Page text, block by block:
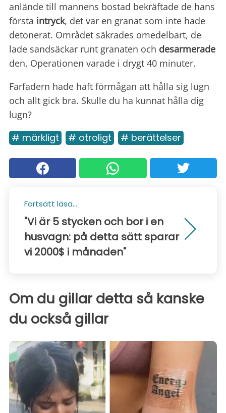
anlände till mannens bostad bekräftade de hans
första intryck, det var en granat som inte hade
detonerat. Området säkrades omedelbart, de
lade sandsäckar runt granaten och desarmerade
den. Operationen varade i drygt 40 minuter.
Farfadern hade haft förmågan att hålla sig lugn
och allt gick bra. Skulle du ha kunnat hålla dig
lugn?
# märkligt # otroligt # berättelser
Fortsätt läsa...
"Vi är 5 stycken och bor i en
husvagn: på detta sätt sparar
vi 2000$ i månaden"
Om du gillar detta så kanske
du också gillar